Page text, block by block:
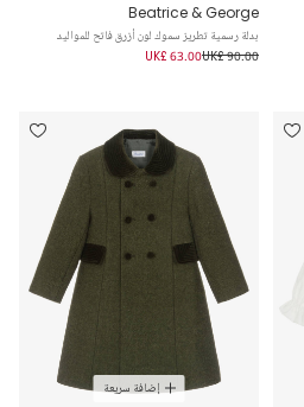
Beatrice & George
بدلة رسمية تطريز سموك لون أزرق فاتح للمواليد
UK£ 90.00
UK£ 63.00
إضافة سريعة